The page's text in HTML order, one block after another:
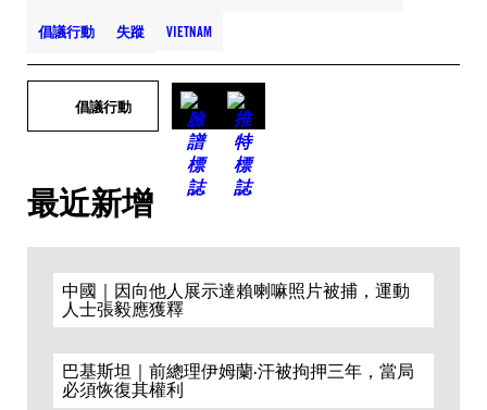
倡議行動 失蹤 VIETNAM
倡議行動
最近新增
中國｜因向他人展示達賴喇嘛照片被捕，運動
人士張毅應獲釋
巴基斯坦｜前總理伊姆蘭·汗被拘押三年，當局
必須恢復其權利